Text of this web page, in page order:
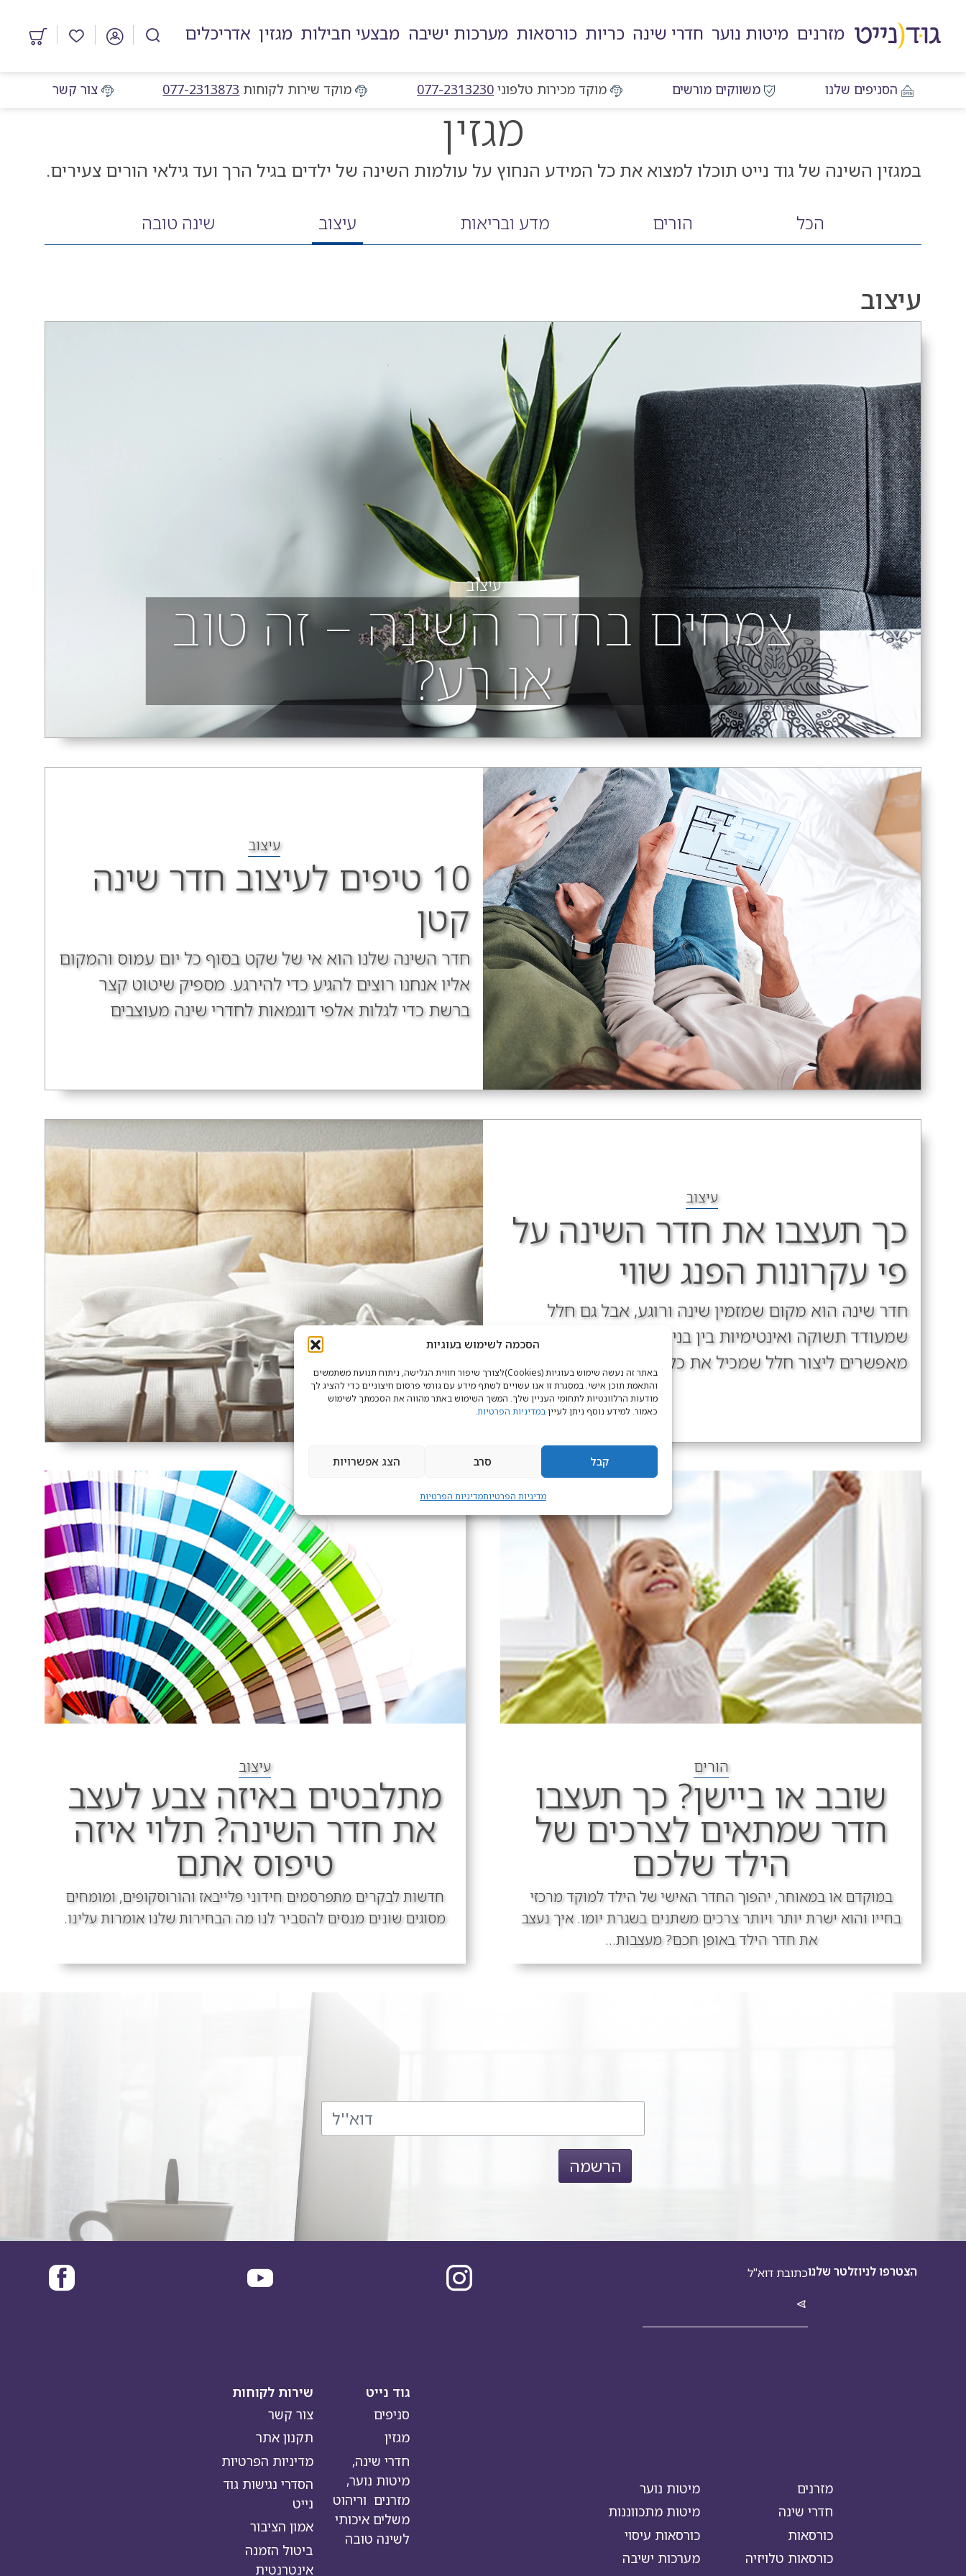
הסכמה לשימוש בעוגיות
באתר זה נעשה שימוש בעוגיות (Cookies)לצורך שיפור חווית הגלישה, ניתוח תנועת משתמשים
והתאמת תוכן אישי. במסגרת זו אנו עשויים לשתף מידע עם גורמי פרסום חיצוניים כדי להציג לך
מודעות הרלוונטיות לתחומי העניין שלך. המשך השימוש באתר מהווה את הסכמתך לשימוש
כאמור. למידע נוסף ניתן לעייןבמדיניות הפרטיות.
קבל סרב הצג אפשרויות
מדיניות הפרטיותמדיניות הפרטיות
לאזור
לרכיב
חיפוש
לתפריט
ראשי
לתחתית
העמוד
מזרנים מיטות נוער חדרי שינה כריות כורסאות מערכות ישיבה מבצעי חבילות מגזין אדריכלים
מוצרים
הסניפים שלנו משווקים מורשים מוקד מכירות טלפוני מוקד מכירות טלפוני
077-2313230 מוקד שירות לקוחות מוקד שירות לקוחות
077-2313873 צור קשר
מגזין
במגזין השינה של גוד נייט תוכלו למצוא את כל המידע הנחוץ על עולמות השינה של ילדים בגיל הרך ועד גילאי הורים צעירים.
הכל הורים מדע ובריאות עיצוב שינה טובה
עיצוב
עיצוב
צמחים בחדר השינה – זה טוב
או רע?
עיצוב
10 טיפים לעיצוב חדר שינה
קטן
חדר השינה שלנו הוא אי של שקט בסוף כל יום עמוס והמקום
אליו אנחנו רוצים להגיע כדי להירגע. מספיק שיטוט קצר
ברשת כדי לגלות אלפי דוגמאות לחדרי שינה מעוצבים
עיצוב
כך תעצבו את חדר השינה על
פי עקרונות הפנג שווי
חדר שינה הוא מקום שמזמין שינה ורוגע, אבל גם חלל
שמעודד תשוקה ואינטימיות בין בני הזוג. עקרונות הפנג שואי
מאפשרים ליצור חלל שמכיל את כל אלו: פנג שואי...
הורים
שובב או ביישן? כך תעצבו
חדר שמתאים לצרכים של
הילד שלכם
במוקדם או במאוחר, יהפוך החדר האישי של הילד למוקד מרכזי
בחייו והוא ישרת יותר ויותר צרכים משתנים בשגרת יומו. איך נעצב
את חדר הילד באופן חכם? מעצבות...
עיצוב
מתלבטים באיזה צבע לעצב
את חדר השינה? תלוי איזה
טיפוס אתם
חדשות לבקרים מתפרסמים חידוני פלייבאז והורוסקופים, ומומחים
מסוגים שונים מנסים להסביר לנו מה הבחירות שלנו אומרות עלינו.
הרשמה
הצטרפו לניוזלטר שלנו
מזרנים
מיטות נוער
חדרי שינה
מיטות מתכווננות
כורסאות
כורסאות עיסוי
כורסאות טלויזיה
מערכות ישיבה
גוד נייט
סניפים
מגזין
חדרי שינה,
מיטות נוער,
מזרנים וריהוט
משלים איכותי
לשינה טובה
שירות לקוחות
צור קשר
תקנון אתר
מדיניות הפרטיות
הסדרי נגישות גוד
נייט
אמון הציבור
ביטול הזמנה
אינטרנטית